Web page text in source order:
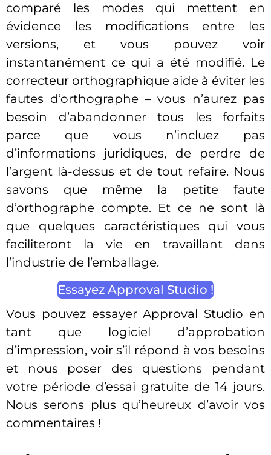
comparé les modes qui mettent en
évidence les modifications entre les
versions, et vous pouvez voir
instantanément ce qui a été modifié. Le
correcteur orthographique aide à éviter les
fautes d’orthographe – vous n’aurez pas
besoin d’abandonner tous les forfaits
parce que vous n’incluez pas
d’informations juridiques, de perdre de
l’argent là-dessus et de tout refaire. Nous
savons que même la petite faute
d’orthographe compte. Et ce ne sont là
que quelques caractéristiques qui vous
faciliteront la vie en travaillant dans
l’industrie de l’emballage.
Essayez Approval Studio !
Vous pouvez essayer Approval Studio en
tant que logiciel d’approbation
d’impression, voir s’il répond à vos besoins
et nous poser des questions pendant
votre période d’essai gratuite de 14 jours.
Nous serons plus qu’heureux d’avoir vos
commentaires !